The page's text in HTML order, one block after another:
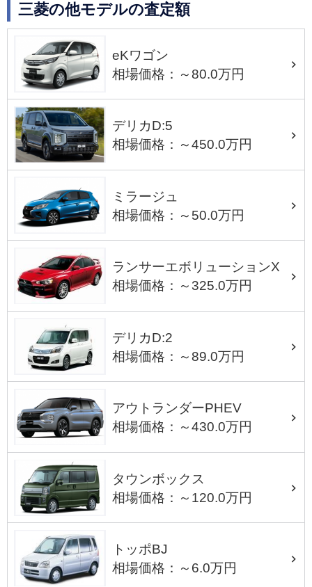
三菱の他モデルの査定額
eKワゴン
相場価格：～80.0万円
デリカD:5
相場価格：～450.0万円
ミラージュ
相場価格：～50.0万円
ランサーエボリューションX
相場価格：～325.0万円
デリカD:2
相場価格：～89.0万円
アウトランダーPHEV
相場価格：～430.0万円
タウンボックス
相場価格：～120.0万円
トッポBJ
相場価格：～6.0万円